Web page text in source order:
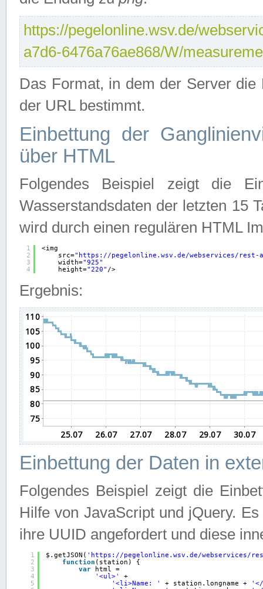
https://pegelonline.wsv.de/
a7d6-6476a76ae868/W/
Das Format, in dem der Server
der URL bestimmt.
Einbettung der
über HTML
Folgendes Beispiel zeigt die
Wasserstandsdaten der letzten 15
wird durch einen regulären HTML
1
2
3
4
<img
src=" https://pegelonline.wsv.de/webservices/rest-
width="925"
height="220" />
Ergebnis:
Einbettung der Daten in
Folgendes Beispiel zeigt die
Hilfe von JavaScript und jQuery.
ihre UUID angefordert und diese
1
2
3
4
5
$.getJSON( ' https://pegelonline.wsv.de/webservices/
function (station) {
var
html =
'<ul>'
+
'<li>Name: '
+ station.longname +